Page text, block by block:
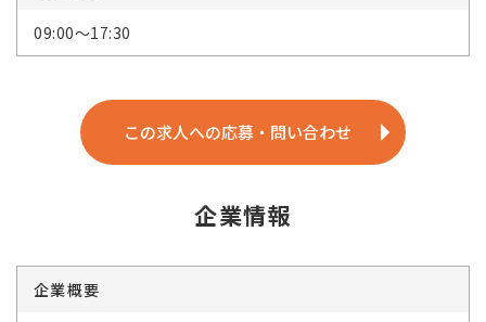
09:00～17:30
この求人への応募・問い合わせ
企業情報
企業概要